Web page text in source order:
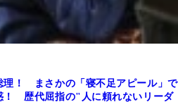
理！ まさかの「寝不足アピール」で
！ 歴代屈指の"人に頼れないリーダ